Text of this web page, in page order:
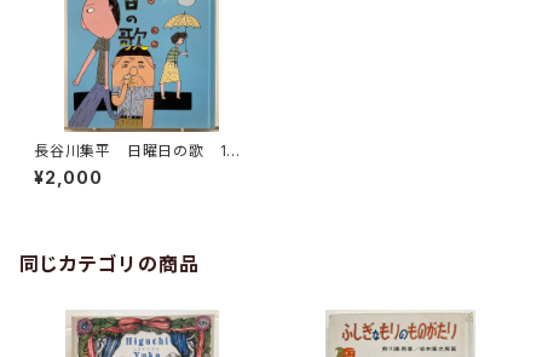
長谷川集平 日曜日の歌 198
1年 初版 好学社
¥2,000
同じカテゴリの商品